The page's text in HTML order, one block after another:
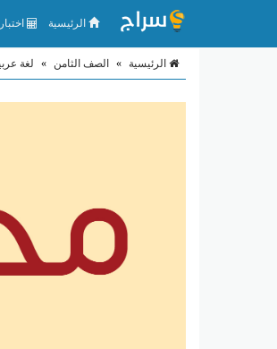
الرئيسية
الرئيسية » الصف الثامن » لغة